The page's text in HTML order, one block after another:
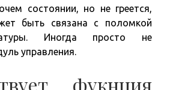
состоянии, но не греется,
быть связана с поломкой
Иногда просто не
управления.
фукнция